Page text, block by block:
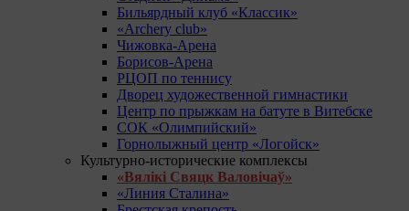
Бильярдный клуб «Классик»
«Archery club»
Чижовка-Арена
Борисов-Арена
РЦОП по теннису
Дворец художественной гимнастики
Центр по прыжкам на батуте в Витебске
СОК «Олимпийский»
Горнолыжный центр «Логойск»
Культурно-исторические комплексы
«Вялікі Свяцк Валовічаў»
«Линия Сталина»